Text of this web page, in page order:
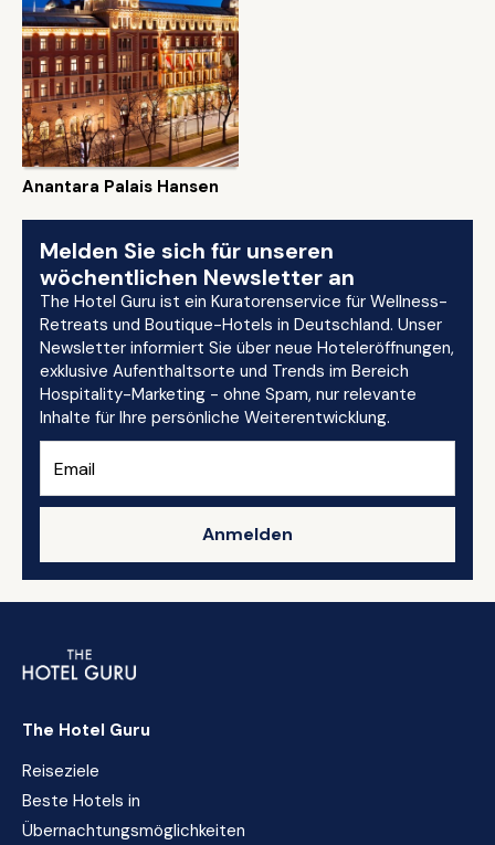
Anantara Palais Hansen
Melden Sie sich für unseren
wöchentlichen Newsletter an
The Hotel Guru ist ein Kuratorenservice für Wellness-
Retreats und Boutique-Hotels in Deutschland. Unser
Newsletter informiert Sie über neue Hoteleröffnungen,
exklusive Aufenthaltsorte und Trends im Bereich
Hospitality-Marketing - ohne Spam, nur relevante
Inhalte für Ihre persönliche Weiterentwicklung.
Anmelden
The Hotel Guru
Reiseziele
Beste Hotels in
Übernachtungsmöglichkeiten